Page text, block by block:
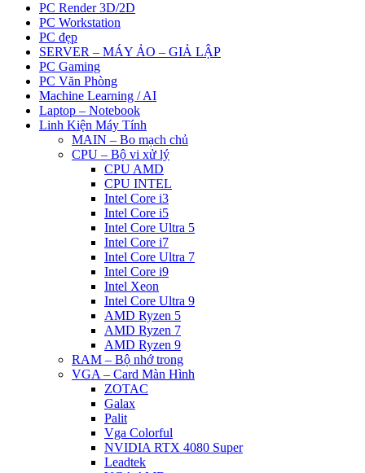
PC Render 3D/2D
PC Workstation
PC đẹp
SERVER – MÁY ẢO – GIẢ LẬP
PC Gaming
PC Văn Phòng
Machine Learning / AI
Laptop – Notebook
Linh Kiện Máy Tính
MAIN – Bo mạch chủ
CPU – Bộ vi xử lý
CPU AMD
CPU INTEL
Intel Core i3
Intel Core i5
Intel Core Ultra 5
Intel Core i7
Intel Core Ultra 7
Intel Core i9
Intel Xeon
Intel Core Ultra 9
AMD Ryzen 5
AMD Ryzen 7
AMD Ryzen 9
RAM – Bộ nhớ trong
VGA – Card Màn Hình
ZOTAC
Galax
Palit
Vga Colorful
NVIDIA RTX 4080 Super
Leadtek